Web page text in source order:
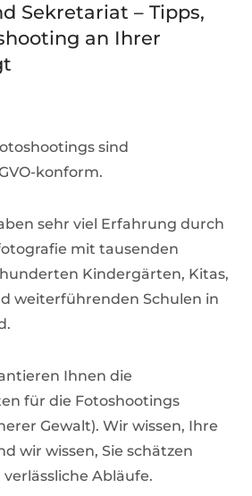
Sekretariat – Tipps,
an Ihrer
sind
konform.
sehr viel Erfahrung durch
mit tausenden
Kindergärten, Kitas,
weiterführenden Schulen in
Ihnen die
für die Fotoshootings
Gewalt). Wir wissen, Ihre
wir wissen, Sie schätzen
Abläufe.